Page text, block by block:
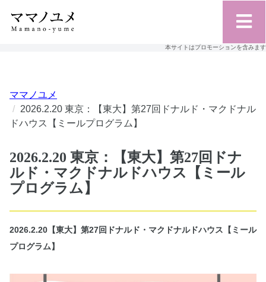
本サイトはプロモーションを含みます
ママノユメ
2026.2.20 東京：【東大】第27回ドナルド・マクドナル
ドハウス【ミールプログラム】
2026.2.20 東京：【東大】第27回ドナ
ルド・マクドナルドハウス【ミール
プログラム】
2026.2.20【東大】第27回ドナルド・マクドナルドハウス【ミール
プログラム】